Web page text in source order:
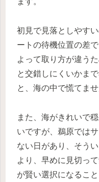
初見で見落としやす
ートの待機位置の差
よって取り方が違う
と交錯しにくいかま
と、海の中で慌てませ
また、海がきれいで
いですが、鵜原では
ない日があり、そう
より、早めに見切っ
が賢い選択になること